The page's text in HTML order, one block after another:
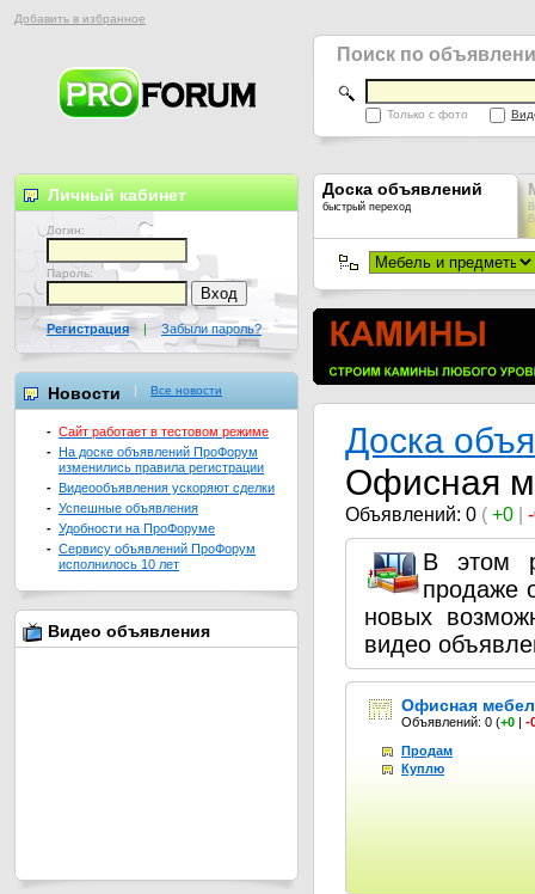
Добавить в избранное
Поиск по
Только с фото
Доска объявлений
быстрый переход
Доска
Офисная
Объявлений: 0 ( +0 |
В этом
продаже
новых
видео
Офисная
Объявлений: 0 (+0 | -
Продам
Куплю
Личный кабинет
Логин:
Пароль:
Регистрация | Забыли пароль?
Новости Все новости
- Сайт работает в тестовом режиме
- На доске объявлений ПроФорум
изменились правила регистрации
- Видеообъявления ускоряют сделки
- Успешные объявления
- Удобности на ПроФоруме
- Сервису объявлений ПроФорум
исполнилось 10 лет
Видео объявления